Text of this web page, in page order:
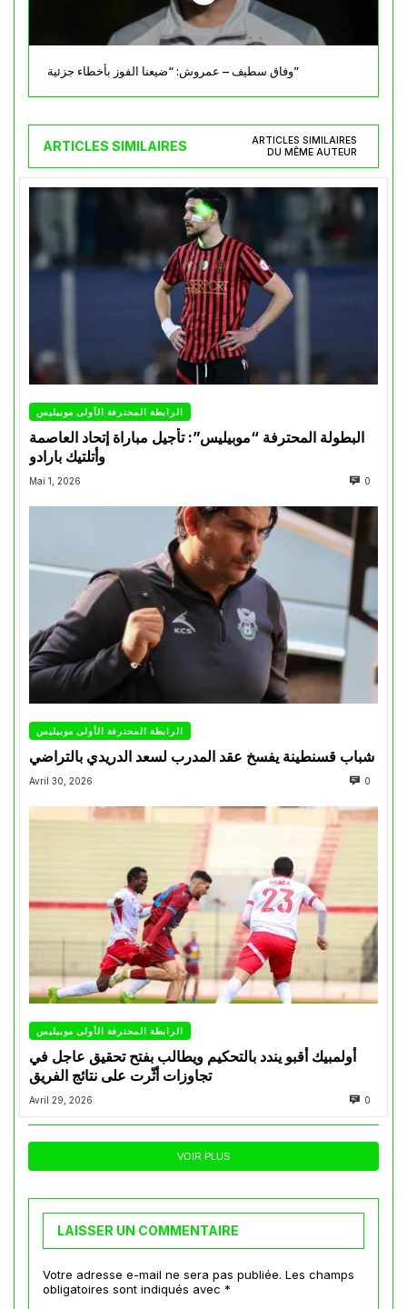
وفاق سطيف – عمروش: “ضيعنا الفوز بأخطاء جزئية”
ARTICLES SIMILAIRES
ARTICLES SIMILAIRES
DU MÊME AUTEUR
الرابطة المحترفة الأولى موبيليس
البطولة المحترفة “موبيليس”: تأجيل مباراة إتحاد العاصمة
وأتلتيك بارادو
Mai 1, 2026 0
الرابطة المحترفة الأولى موبيليس
شباب قسنطينة يفسخ عقد المدرب لسعد الدريدي بالتراضي
Avril 30, 2026 0
الرابطة المحترفة الأولى موبيليس
أولمبيك أقبو يندد بالتحكيم ويطالب بفتح تحقيق عاجل في
تجاوزات أثّرت على نتائج الفريق
Avril 29, 2026 0
VOIR PLUS
LAISSER UN COMMENTAIRE
Votre adresse e-mail ne sera pas publiée. Les champs
obligatoires sont indiqués avec *